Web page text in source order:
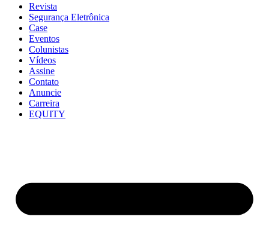
Revista
Segurança Eletrônica
Case
Eventos
Colunistas
Vídeos
Assine
Contato
Anuncie
Carreira
EQUITY